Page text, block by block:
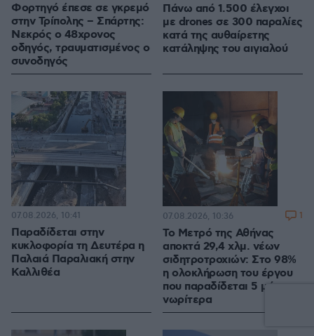
Φορτηγό έπεσε σε γκρεμό
στην Τρίπολης – Σπάρτης:
Νεκρός ο 48χρονος
οδηγός, τραυματισμένος ο
συνοδηγός
Πάνω από 1.500 έλεγχοι
με drones σε 300 παραλίες
κατά της αυθαίρετης
κατάληψης του αιγιαλού
Παραδίδεται στην
κυκλοφορία τη Δευτέρα η
Παλαιά Παραλιακή στην
Καλλιθέα
07.08.2026, 10:41
Το Μετρό της Αθήνας
αποκτά 29,4 χλμ. νέων
σιδητροτροχιών: Στο 98%
η ολοκλήρωση του έργου
που παραδίδεται 5 μήνες
νωρίτερα
07.08.2026, 10:36 1